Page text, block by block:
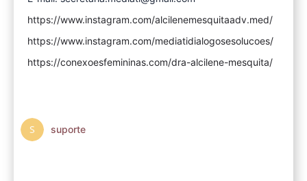
https://www.instagram.com/alcilenemesquitaadv.med/
https://www.instagram.com/mediatidialogosesolucoes/
https://conexoesfemininas.com/dra-alcilene-mesquita/
suporte